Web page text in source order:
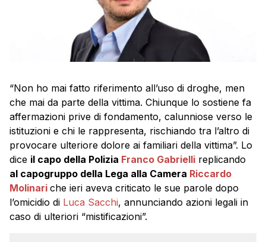
“Non ho mai fatto riferimento all’uso di droghe, men
che mai da parte della vittima. Chiunque lo sostiene fa
affermazioni prive di fondamento, calunniose verso le
istituzioni e chi le rappresenta, rischiando tra l’altro di
provocare ulteriore dolore ai familiari della vittima”. Lo
dice il capo della Polizia Franco Gabrielli replicando
al capogruppo della Lega alla Camera Riccardo
Molinari che ieri aveva criticato le sue parole dopo
l’omicidio di Luca Sacchi, annunciando azioni legali in
caso di ulteriori “mistificazioni”.